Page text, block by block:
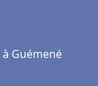
Guémené